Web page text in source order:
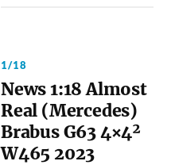
1/18
News 1:18 Almost
Real (Mercedes)
Brabus G63 4×4²
W465 2023